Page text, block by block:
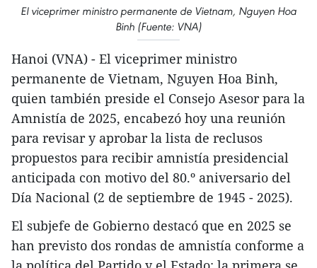
El viceprimer ministro permanente de Vietnam, Nguyen Hoa
Binh (Fuente: VNA)
Hanoi (VNA) - El viceprimer ministro
permanente de Vietnam, Nguyen Hoa Binh,
quien también preside el Consejo Asesor para la
Amnistía de 2025, encabezó hoy una reunión
para revisar y aprobar la lista de reclusos
propuestos para recibir amnistía presidencial
anticipada con motivo del 80.º aniversario del
Día Nacional (2 de septiembre de 1945 - 2025).
El subjefe de Gobierno destacó que en 2025 se
han previsto dos rondas de amnistía conforme a